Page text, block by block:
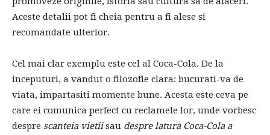
Aceste detalii pot fi cheia pentru a fi alese si
recomandate ulterior.
Cel mai clar exemplu este cel al Coca-Cola. De la
inceputuri, a vandut o filozofie clara: bucurati-va de
viata, impartasiti momente bune. Acesta este ceva pe
care ei comunica perfect cu reclamele lor, unde vorbesc
despre scanteia vietiisau despre latura Coca-Cola a